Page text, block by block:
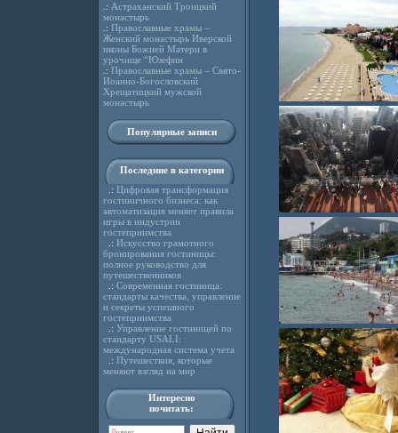
.: Астраханский Троицкий
монастырь
.: Православные храмы –
Женский монастырь Иверской
иконы Божией Матери в
урочище “Юзефин
.: Православные храмы – Свято-
Иоанно-Богословский
Хрещатицкий мужской
монастырь
Популярные записи
Последние в категории
.: Цифровая трансформация
гостиничного бизнеса: как
автоматизация меняет правила
игры в индустрии
гостеприимства
.: Искусство грамотного
бронирования гостиницы:
полное руководство для
путешественников
.: Современная гостиница:
стандарты качества, управление
и секреты успешного
гостеприимства
.: Управление гостиницей по
стандарту USALI:
международная система учета
.: Путешествия, которые
меняют взгляд на мир
Интересно
почитать: